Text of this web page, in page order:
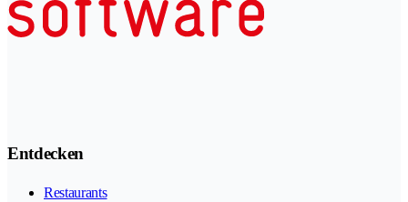
Entdecken
Restaurants